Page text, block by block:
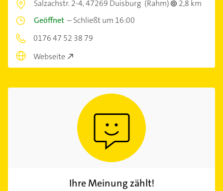
Salzachstr. 2-4,47269 Duisburg (Rahm)
2,8 km
Geöffnet –Schließt um 16:00
0176 47 52 38 79
Webseite
Ihre Meinung zählt!